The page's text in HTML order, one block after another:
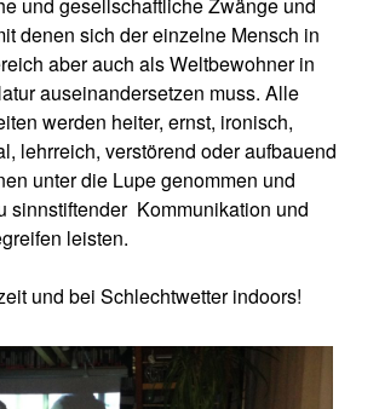
denen sich der einzelne Mensch in
aber auch als Weltbewohner in
auseinandersetzen muss. Alle
werden heiter, ernst, ironisch,
lehrreich, verstörend oder aufbauend
unter die Lupe genommen und
sinnstiftender Kommunikation und
leisten.
und bei Schlechtwetter indoors!